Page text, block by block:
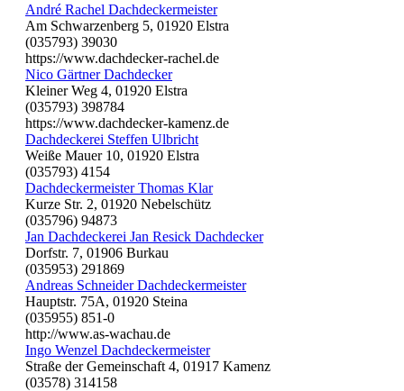
André Rachel Dachdeckermeister
Am Schwarzenberg 5, 01920 Elstra
(035793) 39030
https://www.dachdecker-rachel.de
Nico Gärtner Dachdecker
Kleiner Weg 4, 01920 Elstra
(035793) 398784
https://www.dachdecker-kamenz.de
Dachdeckerei Steffen Ulbricht
Weiße Mauer 10, 01920 Elstra
(035793) 4154
Dachdeckermeister Thomas Klar
Kurze Str. 2, 01920 Nebelschütz
(035796) 94873
Jan Dachdeckerei Jan Resick Dachdecker
Dorfstr. 7, 01906 Burkau
(035953) 291869
Andreas Schneider Dachdeckermeister
Hauptstr. 75A, 01920 Steina
(035955) 851-0
http://www.as-wachau.de
Ingo Wenzel Dachdeckermeister
Straße der Gemeinschaft 4, 01917 Kamenz
(03578) 314158